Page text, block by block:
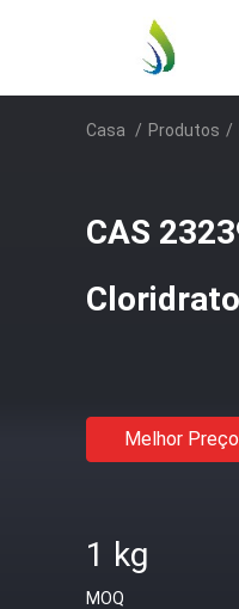
Casa / Produtos /
CAS
Melhor Preço
1 kg
MOQ